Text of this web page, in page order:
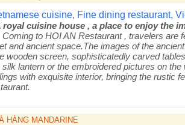
cuisine, Fine dining restaurant,
royal cuisine house , a place to enjoy the
to HOI AN Restaurant , travelers are
and ancient space.The images of the
wooden screen, sophisticatedly carved
silk lantern or the embroidered pictures on the
with exquisite interior, bringing the rustic
HÀNG MANDARINE